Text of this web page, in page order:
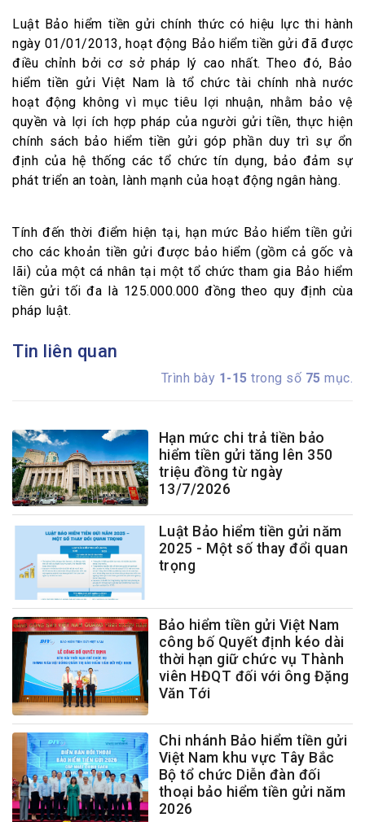
Luật Bảo hiểm tiền gửi chính thức có hiệu lực thi hành
ngày 01/01/2013, hoạt động Bảo hiểm tiền gửi đã được
điều chỉnh bởi cơ sở pháp lý cao nhất. Theo đó, Bảo
hiểm tiền gửi Việt Nam là tổ chức tài chính nhà nước
hoạt động không vì mục tiêu lợi nhuận, nhằm bảo vệ
quyền và lợi ích hợp pháp của người gửi tiền, thực hiện
chính sách bảo hiểm tiền gửi góp phần duy trì sự ổn
định của hệ thống các tổ chức tín dụng, bảo đảm sự
phát triển an toàn, lành mạnh của hoạt động ngân hàng.
Tính đến thời điểm hiện tại, hạn mức Bảo hiểm tiền gửi
cho các khoản tiền gửi được bảo hiểm (gồm cả gốc và
lãi) của một cá nhân tại một tổ chức tham gia Bảo hiểm
tiền gửi tối đa là 125.000.000 đồng theo quy định cùa
pháp luật.
Tin liên quan
Trình bày 1-15 trong số 75 mục.
Hạn mức chi trả tiền bảo
hiểm tiền gửi tăng lên 350
triệu đồng từ ngày
13/7/2026
Luật Bảo hiểm tiền gửi năm
2025 - Một số thay đổi quan
trọng
Bảo hiểm tiền gửi Việt Nam
công bố Quyết định kéo dài
thời hạn giữ chức vụ Thành
viên HĐQT đối với ông Đặng
Văn Tới
Chi nhánh Bảo hiểm tiền gửi
Việt Nam khu vực Tây Bắc
Bộ tổ chức Diễn đàn đối
thoại bảo hiểm tiền gửi năm
2026